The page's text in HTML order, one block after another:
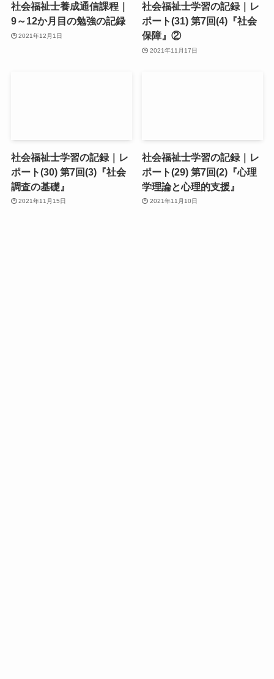
社会福祉士養成通信課程｜
9～12か月目の勉強の記録
2021年12月1日
社会福祉士学習の記録｜レ
ポート(31) 第7回(4)『社会
保障』②
2021年11月17日
社会福祉士学習の記録｜レ
ポート(30) 第7回(3)『社会
調査の基礎』
2021年11月15日
社会福祉士学習の記録｜レ
ポート(29) 第7回(2)『心理
学理論と心理的支援』
2021年11月10日